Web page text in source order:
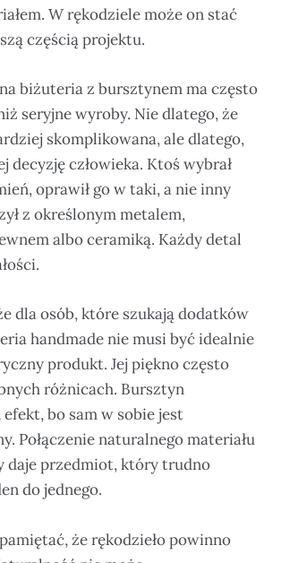
W rękodziele może on stać
częścią projektu.
biżuteria z bursztynem ma często
seryjne wyroby. Nie dlatego, że
skomplikowana, ale dlatego,
decyzję człowieka. Ktoś wybrał
oprawił go w taki, a nie inny
z określonym metalem,
albo ceramiką. Każdy detal
dla osób, które szukają dodatków
handmade nie musi być idealnie
produkt. Jej piękno często
różnicach. Bursztyn
bo sam w sobie jest
Połączenie naturalnego materiału
daje przedmiot, który trudno
do jednego.
że rękodzieło powinno